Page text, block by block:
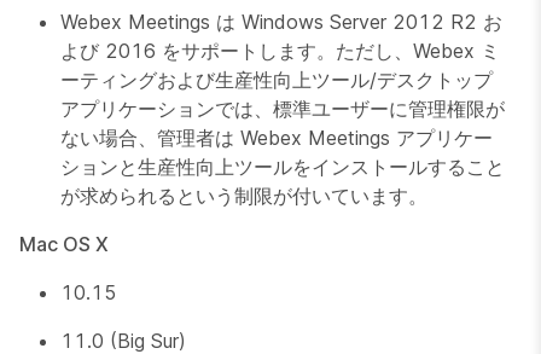
Webex Meetings は Windows Server 2012 R2 お
よび 2016 をサポートします。ただし、Webex ミ
ーティングおよび生産性向上ツール/デスクトップ
アプリケーションでは、標準ユーザーに管理権限が
ない場合、管理者は Webex Meetings アプリケー
ションと生産性向上ツールをインストールすること
が求められるという制限が付いています。
Mac OS X
10.15
11.0 (Big Sur)